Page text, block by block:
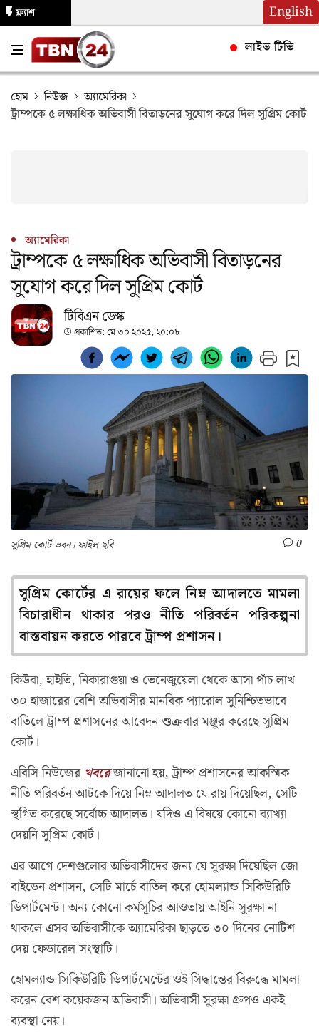
English
ফ্ল্যাশ
লাইভ টিভি
হোম নিউজ
অ্যামেরিকা
ট্রাম্পকে ৫ লক্ষাধিক অভিবাসী বিতাড়নের সুযোগ করে দিল সুপ্রিম কোর্ট
অ্যামেরিকা
ট্রাম্পকে ৫ লক্ষাধিক অভিবাসী বিতাড়নের
সুযোগ করে দিল সুপ্রিম কোর্ট
টিবিএন ডেস্ক
প্রকাশিত: মে ৩০ ২০২৫, ২০:০৮
সুপ্রিম কোর্ট ভবন। ফাইল ছবি 0
সুপ্রিম কোর্টের এ রায়ের ফলে নিম্ন আদালতে মামলা
বিচারাধীন থাকার পরও নীতি পরিবর্তন পরিকল্পনা
বাস্তবায়ন করতে পারবে ট্রাম্প প্রশাসন।
কিউবা, হাইতি, নিকারাগুয়া ও ভেনেজুয়েলা থেকে আসা পাঁচ লাখ
৩০ হাজারের বেশি অভিবাসীর মানবিক প্যারোল সুনিশ্চিতভাবে
বাতিলে ট্রাম্প প্রশাসনের আবেদন শুক্রবার মঞ্জুর করেছে সুপ্রিম
কোর্ট।
এবিসি নিউজেরখবরেজানানো হয়, ট্রাম্প প্রশাসনের আকস্মিক
নীতি পরিবর্তন আটকে দিয়ে নিম্ন আদালত যে রায় দিয়েছিল, সেটি
স্থগিত করেছে সর্বোচ্চ আদালত। যদিও এ বিষয়ে কোনো ব্যাখ্যা
দেয়নি সুপ্রিম কোর্ট।
এর আগে দেশগুলোর অভিবাসীদের জন্য যে সুরক্ষা দিয়েছিল জো
বাইডেন প্রশাসন, সেটি মার্চে বাতিল করে হোমল্যান্ড সিকিউরিটি
ডিপার্টমেন্ট। অন্য কোনো কর্মসূচির আওতায় আইনি সুরক্ষা না
থাকলে এসব অভিবাসীকে অ্যামেরিকা ছাড়তে ৩০ দিনের নোটিশ
দেয় ফেডারেল সংস্থাটি।
হোমল্যান্ড সিকিউরিটি ডিপার্টমেন্টের ওই সিদ্ধান্তের বিরুদ্ধে মামলা
করেন বেশ কয়েকজন অভিবাসী। অভিবাসী সুরক্ষা গ্রুপও একই
ব্যবস্থা নেয়।